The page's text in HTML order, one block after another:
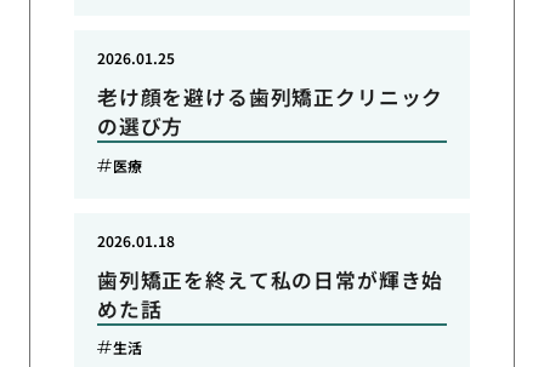
老け顔を避ける歯列矯正クリニック
の選び方
2026.01.25
医療
歯列矯正を終えて私の日常が輝き始
めた話
2026.01.18
生活